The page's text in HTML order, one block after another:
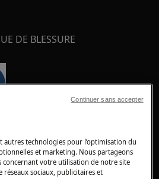
DE BLESSURE
lorsque vous déplacez
les déplacent.
gants de sécurité et des
autres technologies pour l’optimisation du
et marketing. Nous partageons
votre utilisation de notre site
réseaux sociaux, publicitaires et
Continuer sans accepter